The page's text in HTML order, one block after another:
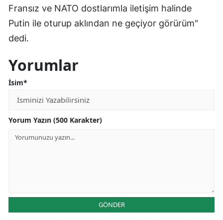
Aksaray
Yalova
Fransız ve NATO dostlarımla iletişim halinde
Putin ile oturup aklından ne geçiyor görürüm"
dedi.
Yorumlar
İsim*
Yorum Yazın (500 Karakter)
GÖNDER